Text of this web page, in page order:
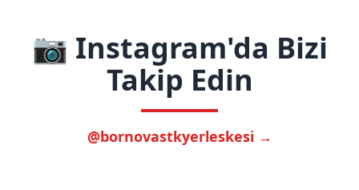
📷 Instagram'da Bizi
Takip Edin
@bornovastkyerleskesi →